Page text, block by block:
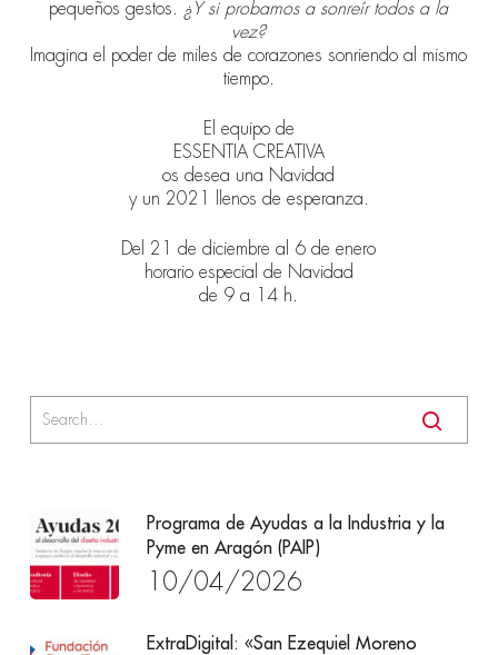
pequeños gestos. ¿Y si probamos a sonreír todos a la
vez?
Imagina el poder de miles de corazones sonriendo al mismo
tiempo.
El equipo de
ESSENTIA CREATIVA
os desea una Navidad
y un 2021 llenos de esperanza.
Del 21 de diciembre al 6 de enero
horario especial de Navidad
de 9 a 14 h.
Programa de Ayudas a la Industria y la
Pyme en Aragón (PAIP)
10/04/2026
ExtraDigital: «San Ezequiel Moreno